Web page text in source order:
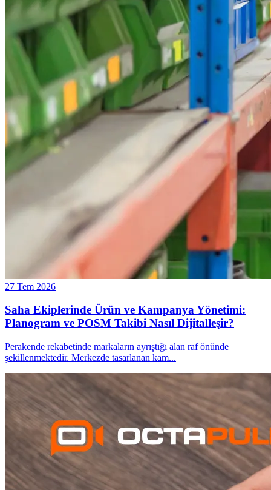
27 Tem 2026
Saha Ekiplerinde Ürün ve Kampanya Yönetimi:
Planogram ve POSM Takibi Nasıl Dijitalleşir?
Perakende rekabetinde markaların ayrıştığı alan raf önünde
şekillenmektedir. Merkezde tasarlanan kam...